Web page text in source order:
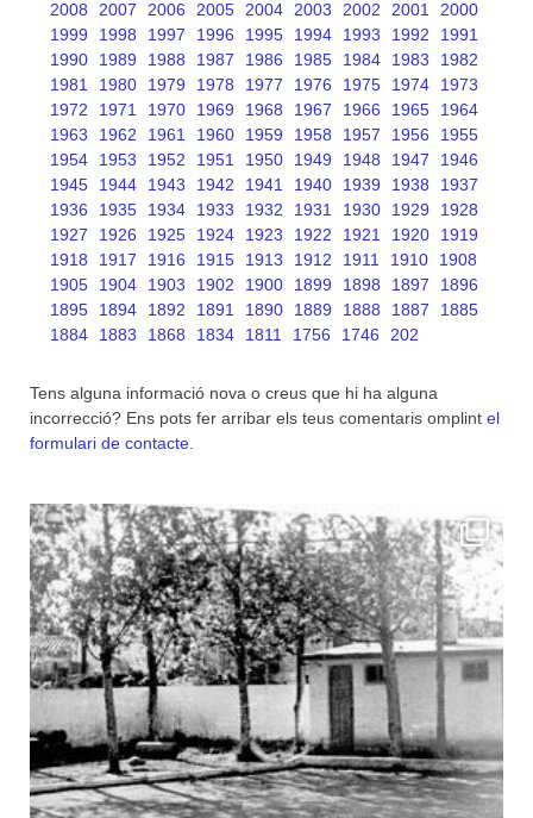
2008
2007 2006 2005 2004 2003 2002 2001
2000
1999
1998 1997 1996 1995 1994 1993 1992
1991
1990
1989 1988 1987 1986 1985 1984 1983
1982
1981
1980 1979 1978 1977 1976 1975 1974
1973
1972
1971 1970 1969 1968 1967 1966 1965
1964
1963
1962 1961 1960 1959 1958 1957 1956
1955
1954
1953 1952 1951 1950 1949 1948 1947
1946
1945
1944 1943 1942 1941 1940 1939 1938
1937
1936
1935 1934 1933 1932 1931 1930 1929
1928
1927
1926 1925 1924 1923 1922 1921 1920
1919
1918
1917 1916 1915 1913 1912 1911 1910
1908
1905
1904 1903 1902 1900 1899 1898 1897
1896
1895
1894 1892 1891 1890 1889 1888 1887
1885
1884
1883 1868 1834 1811 1756 1746 202
Tens alguna informació nova o creus que hi ha alguna
incorrecció? Ens pots fer arribar els teus comentaris omplint el
formulari de contacte